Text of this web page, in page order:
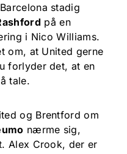
stadig
på en
i Nico Williams.
om, at United gerne
forlyder det, at en
tale.
og Brentford om
nærme sig,
Alex Crook, der er